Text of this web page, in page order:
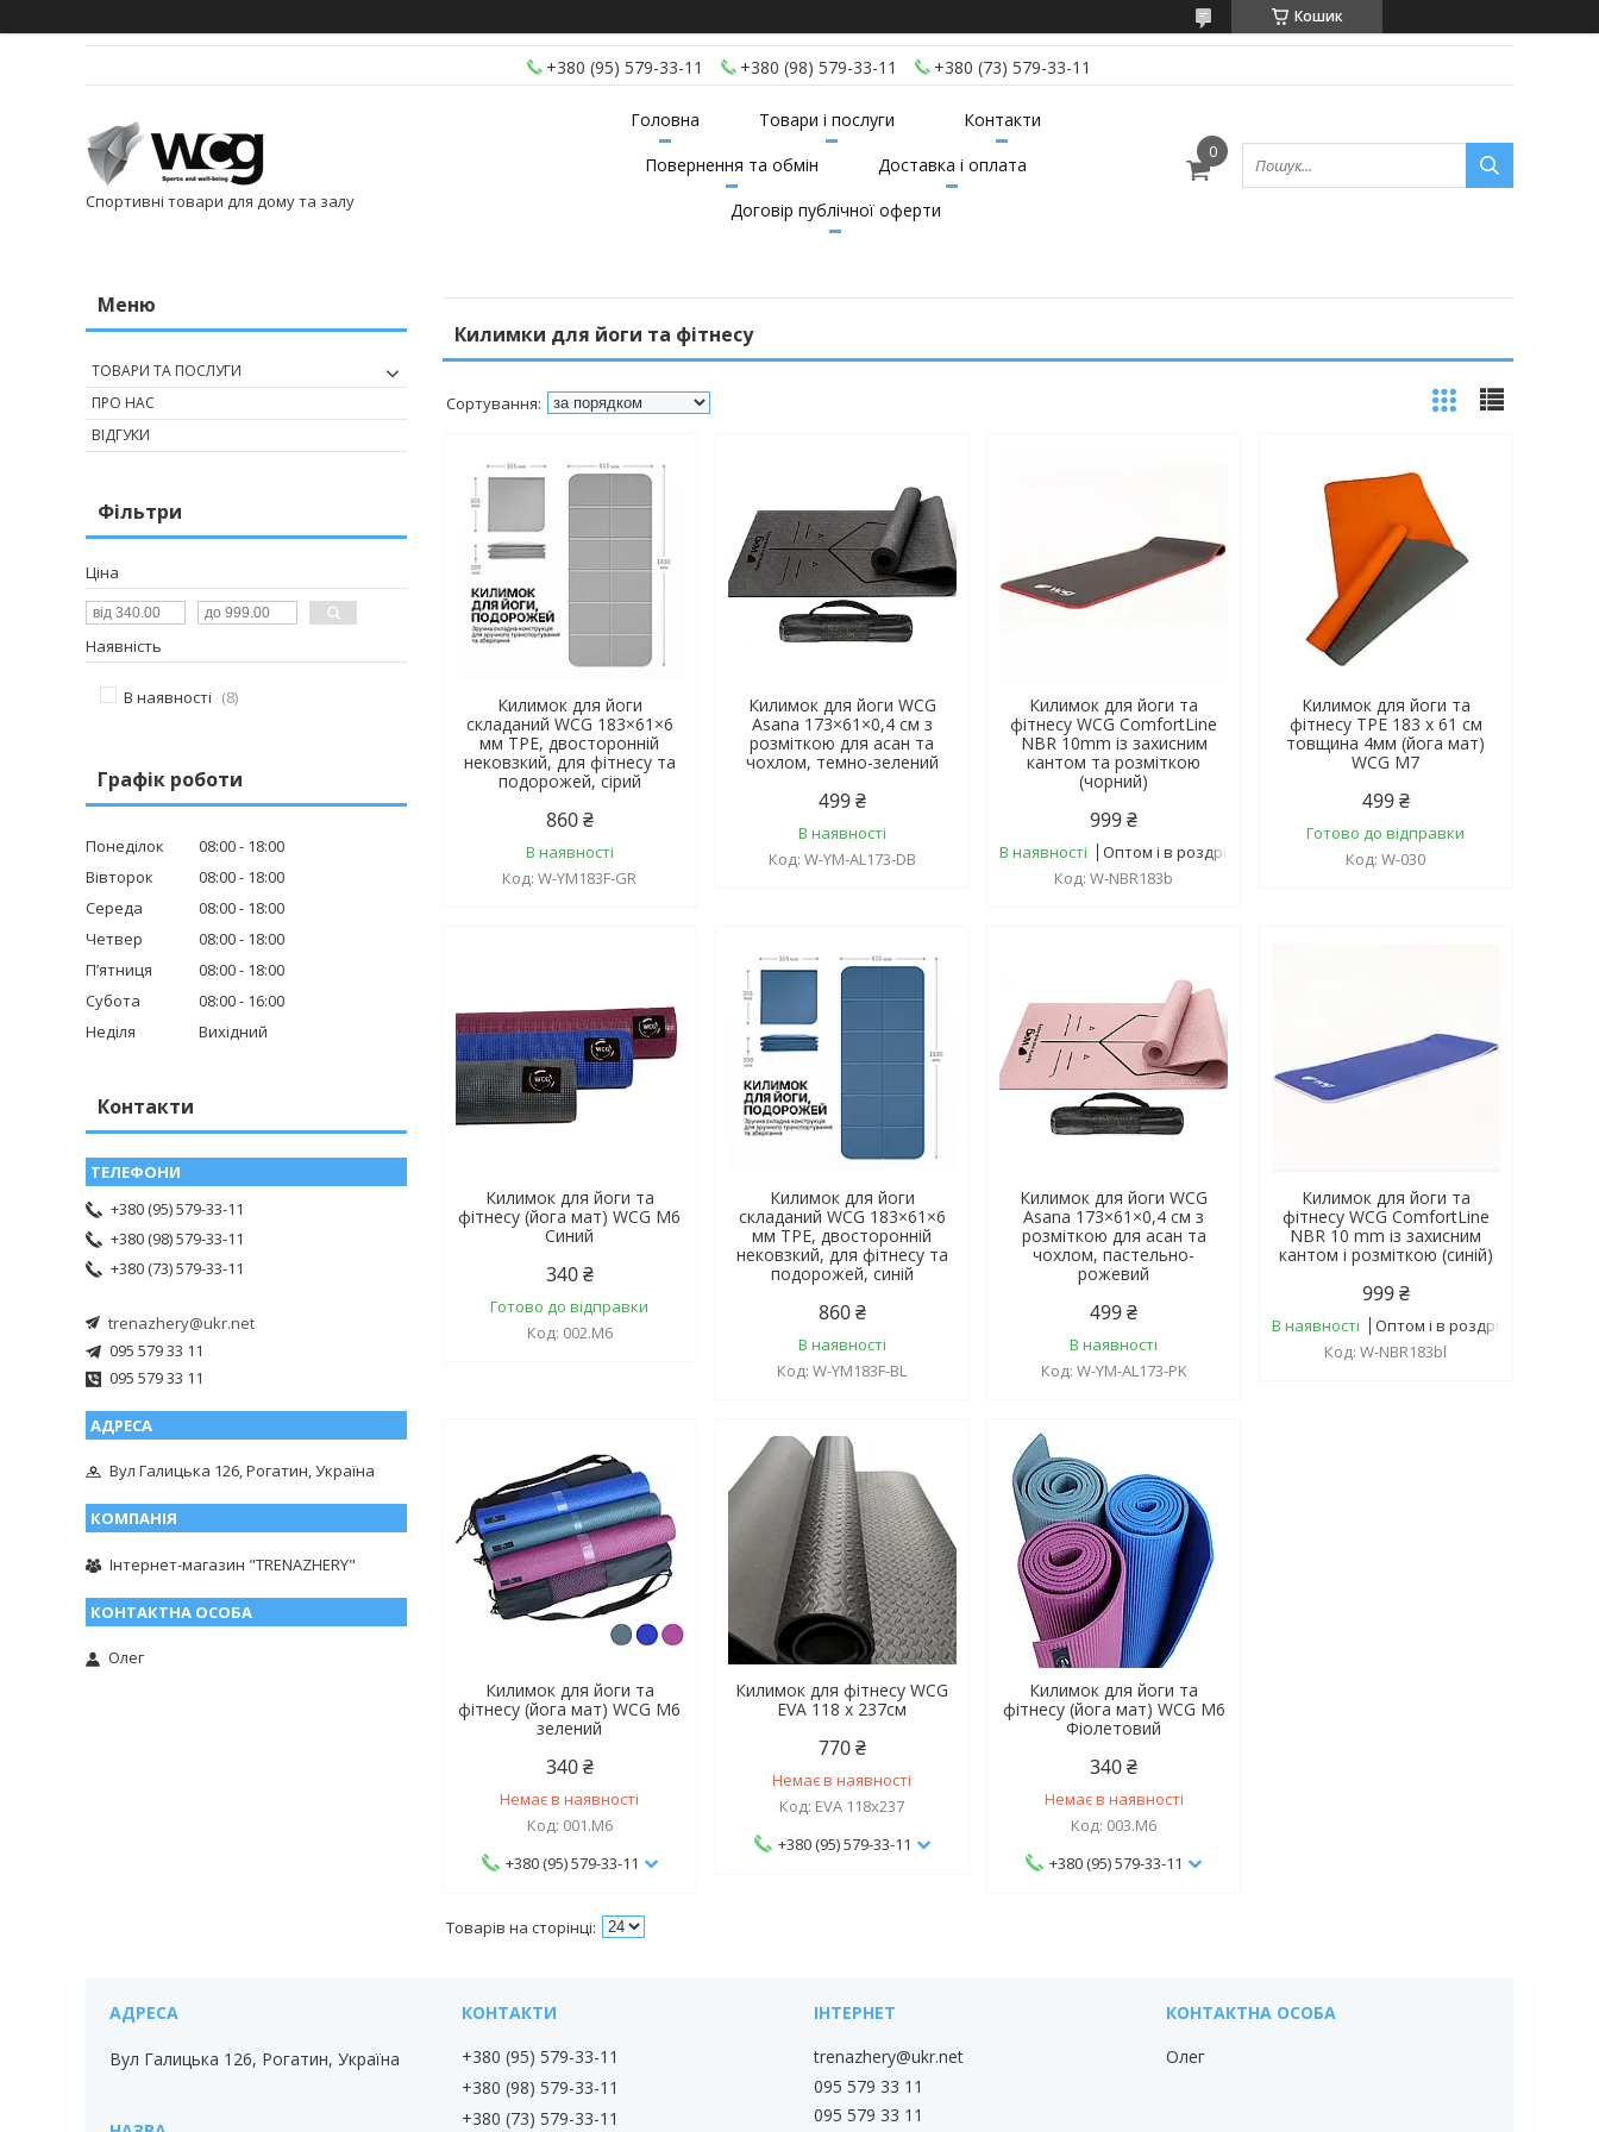
Кошик
+380 (95) 579-33-11 +380 (98) 579-33-11 +380 (73) 579-33-11
Спортивні товари для дому та залу
Головна Товари і послуги
Контакти
Повернення та обмін
Доставка і оплата
Договір публічної оферти
Килимки для йоги та фітнесу
Килимок для йоги
складаний WCG 183×61×6
мм TPE, двосторонній
нековзкий, для фітнесу та
подорожей, сірий
860 ₴
В наявності
W-YM183F-GR
Килимок для йоги WCG
Asana 173×61×0,4 см з
розміткою для асан та
чохлом, темно-зелений
499 ₴
В наявності
W-YM-AL173-DB
Килимок для йоги та
фітнесу WCG ComfortLine
NBR 10mm із захисним
кантом та розміткою
(чорний)
999 ₴
В наявності
Оптом і в роздріб
W-NBR183b
Килимок для йоги та
фітнесу TPE 183 х 61 см
товщина 4мм (йога мат)
WCG M7
499 ₴
Готово до відправки
W-030
Килимок для йоги та
фітнесу (йога мат) WCG M6
Синий
340 ₴
Готово до відправки
002.M6
Килимок для йоги
складаний WCG 183×61×6
мм TPE, двосторонній
нековзкий, для фітнесу та
подорожей, синій
860 ₴
В наявності
W-YM183F-BL
Килимок для йоги WCG
Asana 173×61×0,4 см з
розміткою для асан та
чохлом, пастельно-
рожевий
499 ₴
В наявності
W-YM-AL173-PK
Килимок для йоги та
фітнесу WCG ComfortLine
NBR 10 mm із захисним
кантом і розміткою (синій)
999 ₴
В наявності
Оптом і в роздріб
W-NBR183bl
Килимок для йоги та
фітнесу (йога мат) WCG M6
зелений
340 ₴
Немає в наявності
001.M6
+380 (95) 579-33-11
Килимок для фітнесу WCG
EVA 118 х 237см
770 ₴
Немає в наявності
EVA 118х237
+380 (95) 579-33-11
Килимок для йоги та
фітнесу (йога мат) WCG M6
Фіолетовий
340 ₴
Немає в наявності
003.M6
+380 (95) 579-33-11
ТОВАРИ ТА ПОСЛУГИ
ПРО НАС
ВІДГУКИ
Фільтри
Ціна
Наявність
В наявності 8
Графік роботи
Понеділок 08:00
18:00
Вівторок
08:00
18:00
Середа
08:00
18:00
Четвер
08:00
18:00
Пʼятниця
08:00
18:00
Субота
08:00
16:00
Неділя
Вихідний
Контакти
+380 (95) 579-33-11
+380 (98) 579-33-11
+380 (73) 579-33-11
trenazhery@ukr.net
095 579 33 11
095 579 33 11
Вул Галицька 126, Рогатин, Україна
Інтернет-магазин "TRENAZHERY"
Олег
Вул Галицька 126, Рогатин, Україна
+380 (95) 579-33-11
+380 (98) 579-33-11
+380 (73) 579-33-11
trenazhery@ukr.net
095 579 33 11
095 579 33 11
Олег